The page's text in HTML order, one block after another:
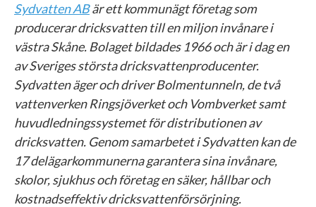
Sydvatten ABär ett kommunägt företag som
producerar dricksvatten till en miljon invånare i
västra Skåne. Bolaget bildades 1966 och är i dag en
av Sveriges största dricksvattenproducenter.
Sydvatten äger och driver Bolmentunneln, de två
vattenverken Ringsjöverket och Vombverket samt
huvudledningssystemet för distributionen av
dricksvatten. Genom samarbetet i Sydvatten kan de
17 delägarkommunerna garantera sina invånare,
skolor, sjukhus och företag en säker, hållbar och
kostnadseffektiv dricksvattenförsörjning.